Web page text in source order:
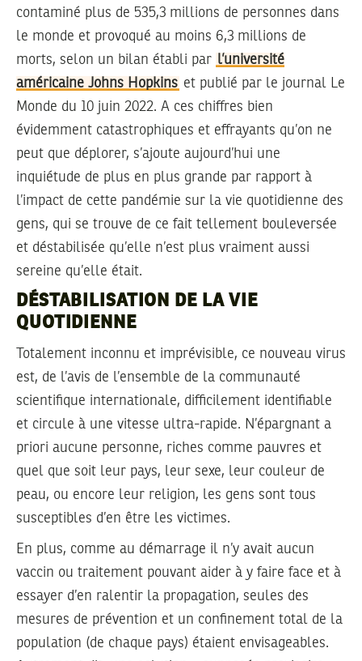
contaminé plus de 535,3 millions de personnes dans
le monde et provoqué au moins 6,3 millions de
morts, selon un bilan établi par l’université
américaine Johns Hopkins et publié par le journal Le
Monde du 10 juin 2022. A ces chiffres bien
évidemment catastrophiques et effrayants qu’on ne
peut que déplorer, s’ajoute aujourd’hui une
inquiétude de plus en plus grande par rapport à
l’impact de cette pandémie sur la vie quotidienne des
gens, qui se trouve de ce fait tellement bouleversée
et déstabilisée qu’elle n’est plus vraiment aussi
sereine qu’elle était.
DÉSTABILISATION DE LA VIE
QUOTIDIENNE
Totalement inconnu et imprévisible, ce nouveau virus
est, de l’avis de l’ensemble de la communauté
scientifique internationale, difficilement identifiable
et circule à une vitesse ultra-rapide. N’épargnant a
priori aucune personne, riches comme pauvres et
quel que soit leur pays, leur sexe, leur couleur de
peau, ou encore leur religion, les gens sont tous
susceptibles d’en être les victimes.
En plus, comme au démarrage il n’y avait aucun
vaccin ou traitement pouvant aider à y faire face et à
essayer d’en ralentir la propagation, seules des
mesures de prévention et un confinement total de la
population (de chaque pays) étaient envisageables.